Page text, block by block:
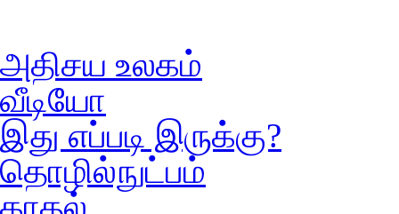
அதிசய உலகம்
வீடியோ
இது எப்படி இருக்கு?
தொழில்நுட்பம்